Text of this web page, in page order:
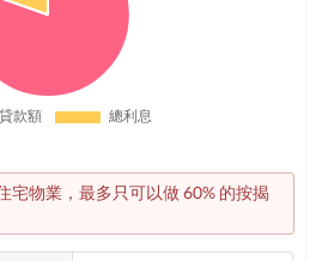
宅物業，最多只可以做 60% 的按揭